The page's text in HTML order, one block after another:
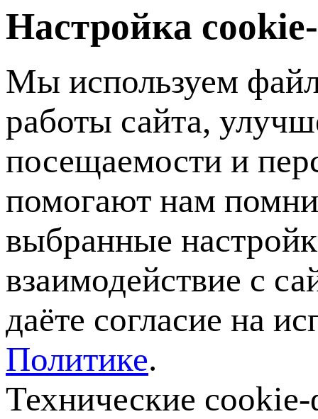
Настройка
Мы используем
работы сайта,
посещаемости и
помогают нам
выбранные
взаимодействие с
даёте согласие на
Политике.
Технические